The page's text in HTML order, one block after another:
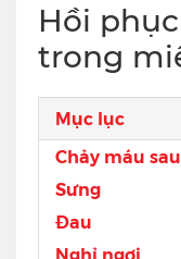
Hồi
trong
Mục lục
Chảy máu
Sưng
Đau
Nghỉ ngơi